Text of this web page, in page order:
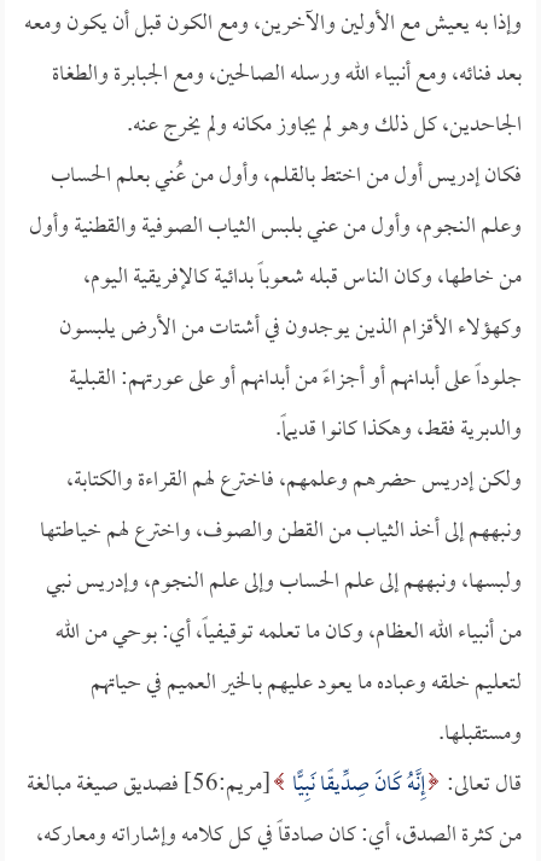
وإذا به يعيش مع الأولين والآخرين، ومع الكون قبل أن يكون ومعه
بعد فنائه، ومع أنبياء الله ورسله الصالحين، ومع الجبابرة والطغاة
الجاحدين، كل ذلك وهو لم يجاوز مكانه ولم يخرج عنه.
فكان إدريس أول من اختط بالقلم، وأول من عُني بعلم الحساب
وعلم النجوم، وأول من عني بلبس الثياب الصوفية والقطنية وأول
من خاطها، وكان الناس قبله شعوباً بدائية كالإفريقية اليوم،
وكهؤلاء الأقزام الذين يوجدون في أشتات من الأرض يلبسون
جلوداً على أبدانهم أو أجزاءً من أبدانهم أو على عورتهم: القبلية
والدبرية فقط، وهكذا كانوا قديماً.
ولكن إدريس حضرهم وعلمهم، فاخترع لهم القراءة والكتابة،
ونبههم إلى أخذ الثياب من القطن والصوف، واخترع لهم خياطتها
ولبسها، ونبههم إلى علم الحساب وإلى علم النجوم، وإدريس نبي
من أنبياء الله العظام، وكان ما تعلمه توقيفياً، أي: بوحي من الله
لتعليم خلقه وعباده ما يعود عليهم بالخير العميم في حياتهم
ومستقبلها.
قال تعالى: إِنَّهُ كَانَ صِدِّيقًا نَبِيًّا
[مريم:56] فصديق صيغة مبالغة
من كثرة الصدق، أي: كان صادقاً في كل كلامه وإشاراته ومعاركه،